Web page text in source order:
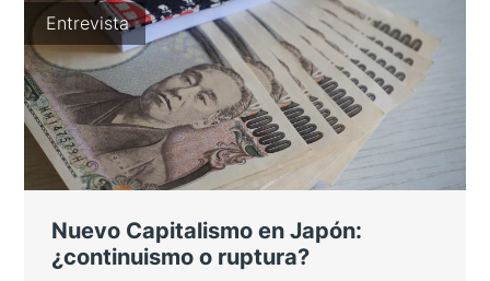
Más inversión y foco en China: la
nueva Estrategia de Seguridad de
Japón
Entrevista con Ken Jimbo, director gerente
de International House of Japan
Entrevista
Nuevo Capitalismo en Japón:
¿continuismo o ruptura?